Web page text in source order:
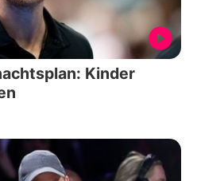
Kinder